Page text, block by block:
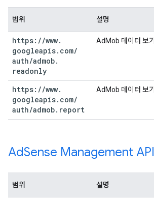
범위 설명
https: //www.
googleapis. com/
auth/admob.
readonly
AdMob 데이터 보기
https: //www.
googleapis. com/
auth/admob. report
AdMob 데이터 보기
AdSense Management API
범위 설명